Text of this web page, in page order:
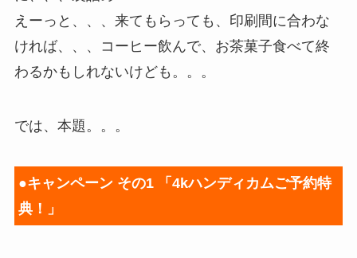
えーっと、、、来てもらっても、印刷間に合わな
ければ、、、コーヒー飲んで、お茶菓子食べて終
わるかもしれないけども。。。
では、本題。。。
●キャンペーン その1 「4kハンディカムご予約特
典！」